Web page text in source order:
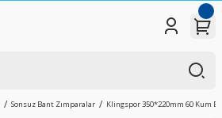
Sonsuz Bant Zımparalar Klingspor 350*220mm 60 Kum